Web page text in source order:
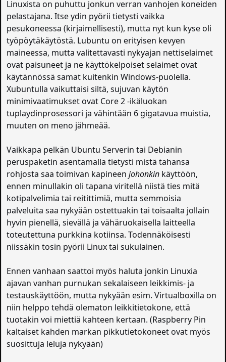
Linuxista on puhuttu jonkun verran vanhojen koneiden
pelastajana. Itse ydin pyörii tietysti vaikka
pesukoneessa (kirjaimellisesti), mutta nyt kun kyse oli
työpöytäkäytöstä. Lubuntu on erityisen kevyen
maineessa, mutta valitettavasti nykyajan nettiselaimet
ovat paisuneet ja ne käyttökelpoiset selaimet ovat
käytännössä samat kuitenkin Windows-puolella.
Xubuntulla vaikuttaisi siltä, sujuvan käytön
minimivaatimukset ovat Core 2 -ikäluokan
tuplaydinprosessori ja vähintään 6 gigatavua muistia,
muuten on meno jähmeää.
Vaikkapa pelkän Ubuntu Serverin tai Debianin
peruspaketin asentamalla tietysti mistä tahansa
rohjosta saa toimivan kapineenjohonkin käyttöön,
ennen minullakin oli tapana viritellä niistä ties mitä
kotipalvelimia tai reitittimiä, mutta semmoisia
palveluita saa nykyään ostettuakin tai toisaalta jollain
hyvin pienellä, sievällä ja vähäruokaisella laitteella
toteutettuna purkkina kotiinsa. Todennäköisesti
niissäkin tosin pyörii Linux tai sukulainen.
Ennen vanhaan saattoi myös haluta jonkin Linuxia
ajavan vanhan purnukan sekalaiseen leikkimis- ja
testauskäyttöön, mutta nykyään esim. Virtualboxilla on
niin helppo tehdä olematon leikkitietokone, että
tuotakin voi miettiä kahteen kertaan. (Raspberry Pin
kaltaiset kahden markan pikkutietokoneet ovat myös
suosittuja leluja nykyään)